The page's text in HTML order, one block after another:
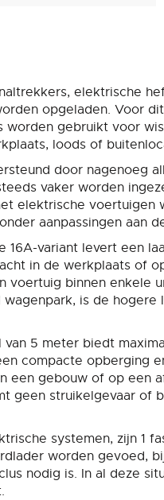
elektrische
opgeladen. Voor
gebruikt voor
loods of
door nagenoeg
vaker worden
elektrische voertuigen
aanpassingen aan
variant levert een
in de werkplaats of
voertuig binnen enkele
is de hogere
5 meter biedt
compacte opberging
een gebouw of op een
geen struikelgevaar of
systemen, zijn 1
worden gevoed,
nodig is. In al deze